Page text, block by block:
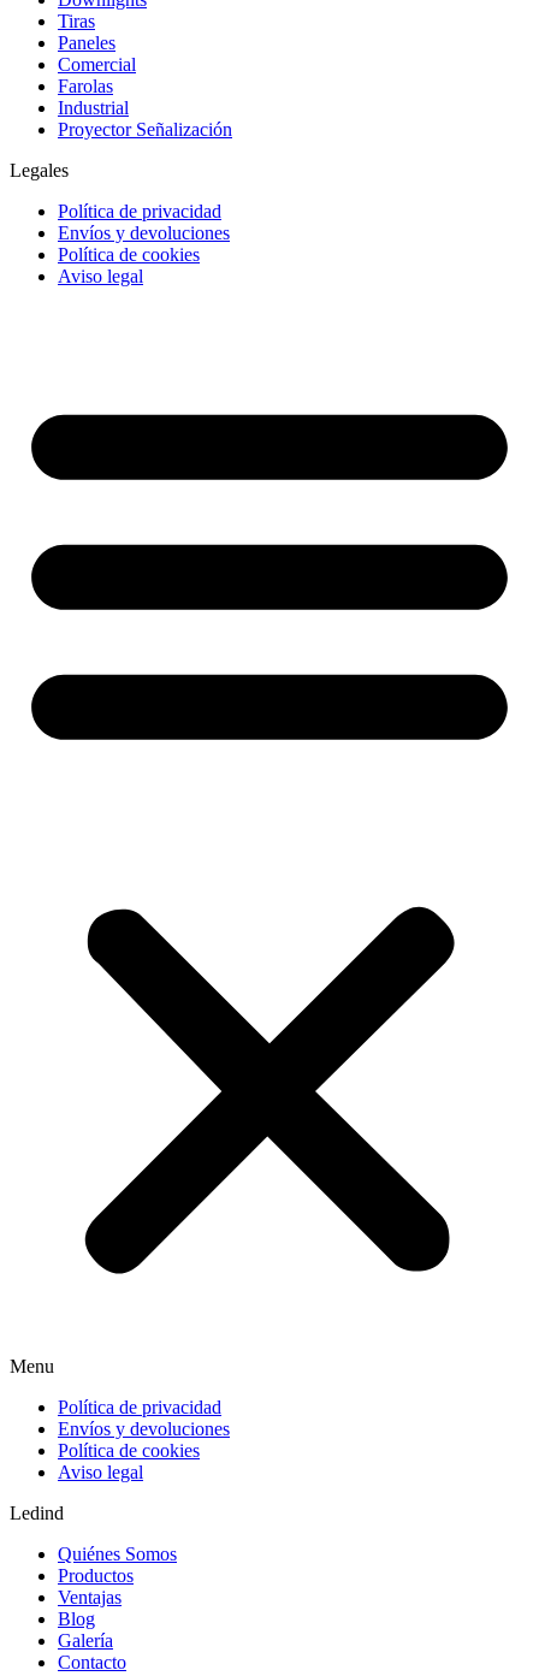
Tiras
Paneles
Comercial
Farolas
Industrial
Proyector Señalización
Legales
Política de privacidad
Envíos y devoluciones
Política de cookies
Aviso legal
Menu
Política de privacidad
Envíos y devoluciones
Política de cookies
Aviso legal
Ledind
Quiénes Somos
Productos
Ventajas
Blog
Galería
Contacto